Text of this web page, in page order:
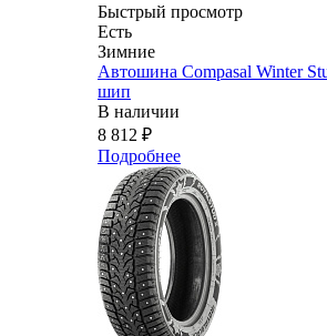
Быстрый просмотр
Есть
Зимние
Автошина Compasal Winter
шип
В наличии
8 812 ₽
Подробнее